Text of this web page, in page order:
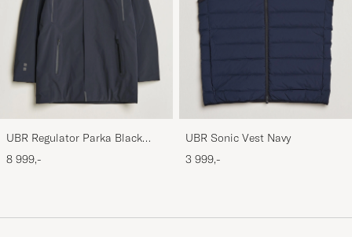
UBR Regulator Parka Black
Storm
8 999,-
UBR Sonic Vest Navy
3 999,-